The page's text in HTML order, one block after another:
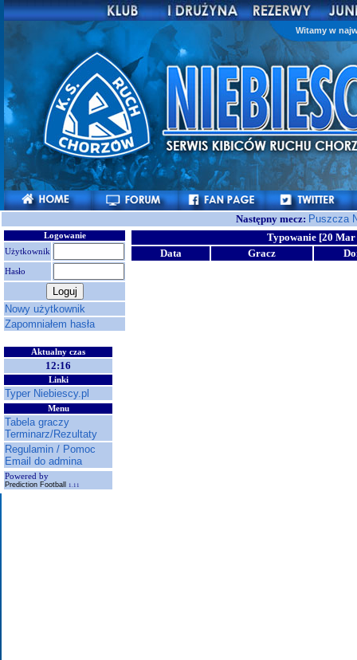
Witamy w
Następny mecz: Puszcza
Logowanie
Użytkownik
Hasło
Nowy użytkownik
Zapomniałem hasła
Aktualny czas
12:16
Linki
Typer Niebiescy.pl
Menu
Tabela graczy
Terminarz/Rezultaty
Regulamin / Pomoc
Email do admina
Powered by
Prediction Football 1.11
Typowanie [20 Mar
Data
Gracz